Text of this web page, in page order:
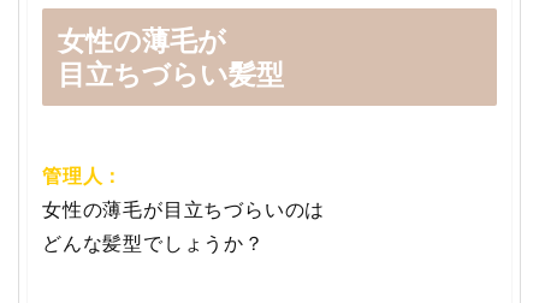
女性の薄毛が
目立ちづらい髪型
管理人：
女性の薄毛が目立ちづらいのは
どんな髪型でしょうか？